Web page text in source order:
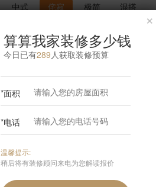
中式 侘寂 极简 混搭
共
×
算算我家装修多少钱
今日已有289 人获取装修预算
*面积
*电话
温馨提示:
稍后将有装修顾问来电为您解读报价